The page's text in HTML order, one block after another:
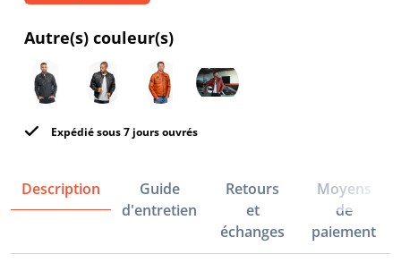
Autre(s) couleur(s)
Expédié sous 7 jours ouvrés
Description
Guide
d'entretien
Retours
et
échanges
Moyens
de
paiement